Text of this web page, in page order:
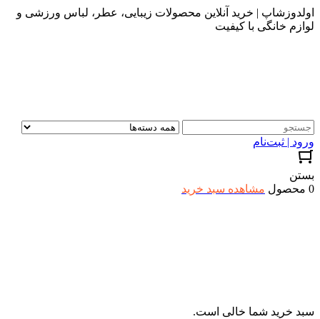
اولدوزشاپ | خرید آنلاین محصولات زیبایی، عطر، لباس ورزشی و
لوازم خانگی با کیفیت
ورود | ثبت‌نام
بستن
0 محصول
مشاهده سبد خرید
سبد خرید شما خالی است.